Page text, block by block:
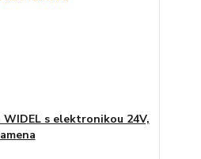
WIDEL s elektronikou 24V,